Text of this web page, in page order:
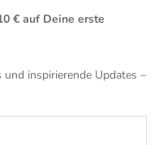
€ auf Deine erste
inspirierende Updates –